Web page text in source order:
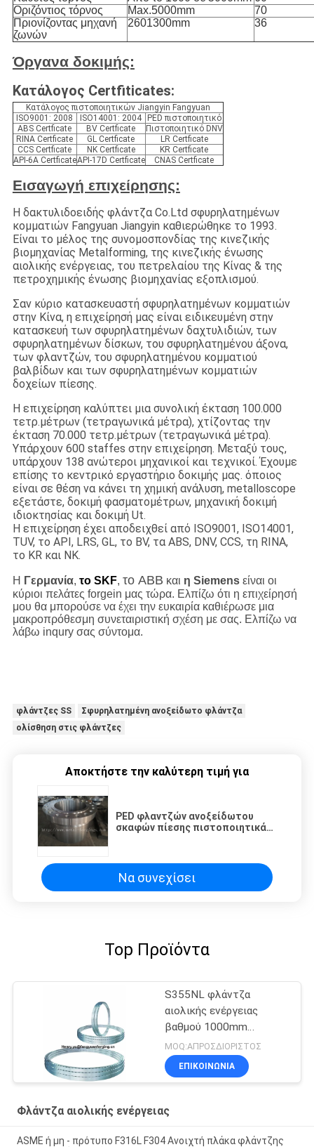
Οριζόντιος τόρνος
Max.5000mm
70
Πριονίζοντας μηχανή
ζωνών
2601300mm 36
Όργανα δοκιμής:
Κατάλογος Certfiticates:
Κατάλογος πιστοποιητικών Jiangyin Fangyuan
ISO9001: 2008
ISO14001: 2004
PED πιστοποιητικό
ABS Certficate
BV Certficate
Πιστοποιητικό DNV
RINA Certficate
GL Certficate
LR Certficate
CCS Certficate
NK Certficate
KR Certficate
API-6A CertficateAPI-17D Certficate CNAS Certficate
Εισαγωγή επιχείρησης:
Η δακτυλιδοειδής φλάντζα Co.Ltd σφυρηλατημένων
κομματιών Fangyuan Jiangyin καθιερώθηκε το 1993.
Είναι το μέλος της συνομοσπονδίας της κινεζικής
βιομηχανίας Metalforming, της κινεζικής ένωσης
αιολικής ενέργειας, του πετρελαίου της Κίνας & της
πετροχημικής ένωσης βιομηχανίας εξοπλισμού.
Σαν κύριο κατασκευαστή σφυρηλατημένων κομματιών
στην Κίνα, η επιχείρησή μας είναι ειδικευμένη στην
κατασκευή των σφυρηλατημένων δαχτυλιδιών, των
σφυρηλατημένων δίσκων, του σφυρηλατημένου άξονα,
των φλαντζών, του σφυρηλατημένου κομματιού
βαλβίδων και των σφυρηλατημένων κομματιών
δοχείων πίεσης.
Η επιχείρηση καλύπτει μια συνολική έκταση 100.000
τετρ.μέτρων (τετραγωνικά μέτρα), χτίζοντας την
έκταση 70.000 τετρ.μέτρων (τετραγωνικά μέτρα).
Υπάρχουν 600 staffes στην επιχείρηση. Μεταξύ τους,
υπάρχουν 138 ανώτεροι μηχανικοί και τεχνικοί. Έχουμε
επίσης το κεντρικό εργαστήριο δοκιμής μας. όποιος
είναι σε θέση να κάνει τη χημική ανάλυση, metalloscope
εξετάστε, δοκιμή φασματομέτρων, μηχανική δοκιμή
ιδιοκτησίας και δοκιμή Ut.
Η επιχείρηση έχει αποδειχθεί από ISO9001, ISO14001,
TUV, το API, LRS, GL, το BV, τα ABS, DNV, CCS, τη RINA,
το KR και NK.
Η Γερμανία, το SKF, το ABB και η Siemens είναι οι
κύριοι πελάτες forgein μας τώρα. Ελπίζω ότι η επιχείρησή
μου θα μπορούσε να έχει την ευκαιρία καθιέρωσε μια
μακροπρόθεσμη συνεταιριστική σχέση με σας. Ελπίζω να
λάβω inqury σας σύντομα.
φλάντζες SS
Σφυρηλατημένη ανοξείδωτο φλάντζα
ολίσθηση στις φλάντζες
Αποκτήστε την καλύτερη τιμή για
PED φλαντζών ανοξείδωτου
σκαφών πίεσης πιστοποιητικά
Να συνεχίσει
Top Προϊόντα
S355NL φλάντζα
αιολικής ενέργειας
βαθμού 1000mm
7600mm
MOQ:ΑΠΡΟΣΔΙΟΡΙΣΤΟΣ
ΕΠΙΚΟΙΝΩΝΊΑ
Φλάντζα αιολικής ενέργειας
ASME ή μη - πρότυπο F316L F304 Ανοιχτή πλάκα φλάντζης